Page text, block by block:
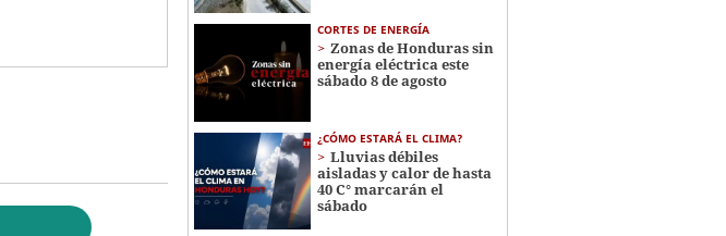
CORTES DE ENERGÍA
Zonas de Honduras sin
energía eléctrica este
sábado 8 de agosto
¿CÓMO ESTARÁ EL CLIMA?
Lluvias débiles
aisladas y calor de hasta
40 C° marcarán el
sábado